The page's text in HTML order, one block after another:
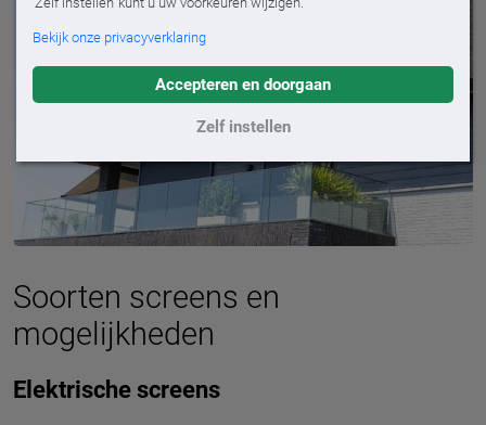
Bekijk onze privacyverklaring
Accepteren en doorgaan
Zelf instellen
Soorten screens en
mogelijkheden
Elektrische screens